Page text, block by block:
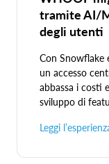
Machine
avanzata, questi
trovano schemi
6.Orchestrazione
monitorare i
tramite sistemi
distribuzione, la
tramite AI/
degli utenti
Con Snowflake
un accesso
abbassa i costi
sviluppo di
Leggi